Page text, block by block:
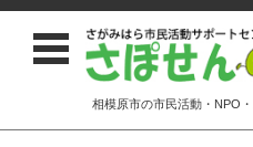
相模原市の市民活動・NPO